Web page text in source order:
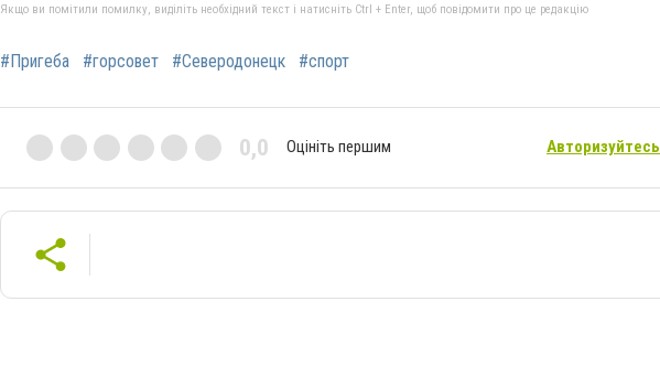
Якщо ви помітили помилку, виділіть необхідний текст і натисніть Ctrl + Enter, щоб повідомити про це редакцію
#Пригеба #горсовет #Северодонецк #спорт
0,0 Оцініть першим Авторизуйтесь